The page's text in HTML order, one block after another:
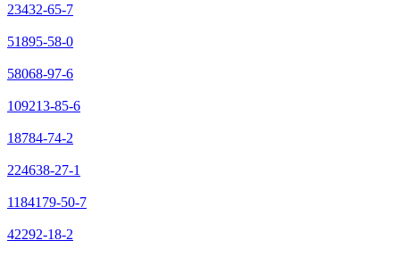
23432-65-7
51895-58-0
58068-97-6
109213-85-6
18784-74-2
224638-27-1
1184179-50-7
42292-18-2